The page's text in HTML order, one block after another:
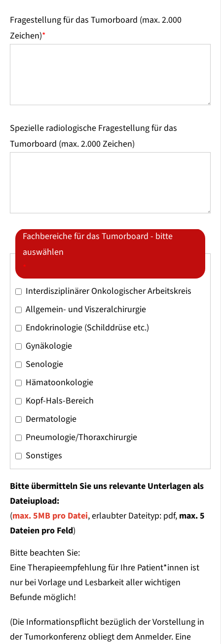
Fragestellung für das Tumorboard (max. 2.000
Zeichen)*
Spezielle radiologische Fragestellung für das
Tumorboard (max. 2.000 Zeichen)
Fachbereiche für das Tumorboard - bitte
auswählen
*
Interdisziplinärer Onkologischer Arbeitskreis
Allgemein- und Viszeralchirurgie
Endokrinologie (Schilddrüse etc.)
Gynäkologie
Senologie
Hämatoonkologie
Kopf-Hals-Bereich
Dermatologie
Pneumologie/Thoraxchirurgie
Sonstiges
Bitte übermitteln Sie uns relevante Unterlagen als
Dateiupload:
(max. 5MB pro Datei, erlaubter Dateityp: pdf, max. 5
Dateien pro Feld)
Bitte beachten Sie:
Eine Therapieempfehlung für Ihre Patient*innen ist
nur bei Vorlage und Lesbarkeit aller wichtigen
Befunde möglich!
(Die Informationspflicht bezüglich der Vorstellung in
der Tumorkonferenz obliegt dem Anmelder. Eine